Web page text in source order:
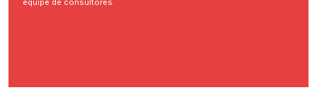
equipe de consultores.